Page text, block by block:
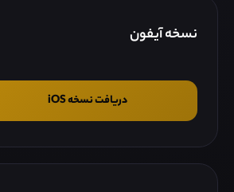
نسخه آیفون
دریافت نسخه iOS